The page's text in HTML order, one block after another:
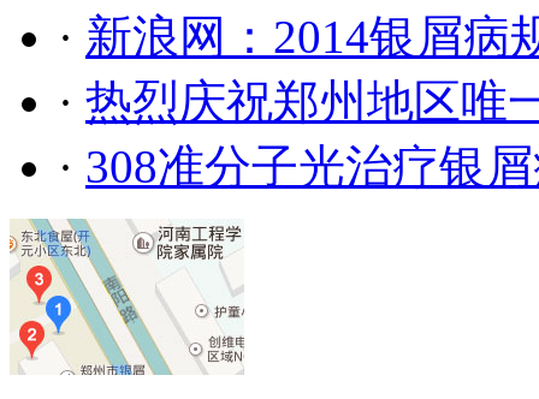
· 新浪网：2014银屑病
· 热烈庆祝郑州地区唯
· 308准分子光治疗银